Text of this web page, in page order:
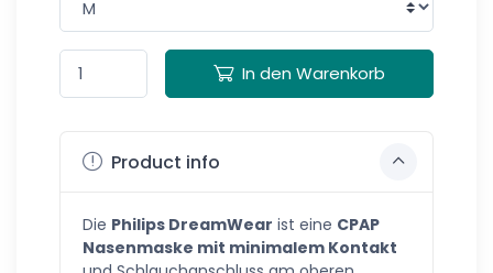
In den Warenkorb
Product info
Die Philips DreamWear ist eine CPAP
Nasenmaske mit minimalem Kontakt